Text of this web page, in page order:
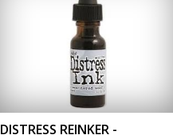
DISTRESS REINKER -